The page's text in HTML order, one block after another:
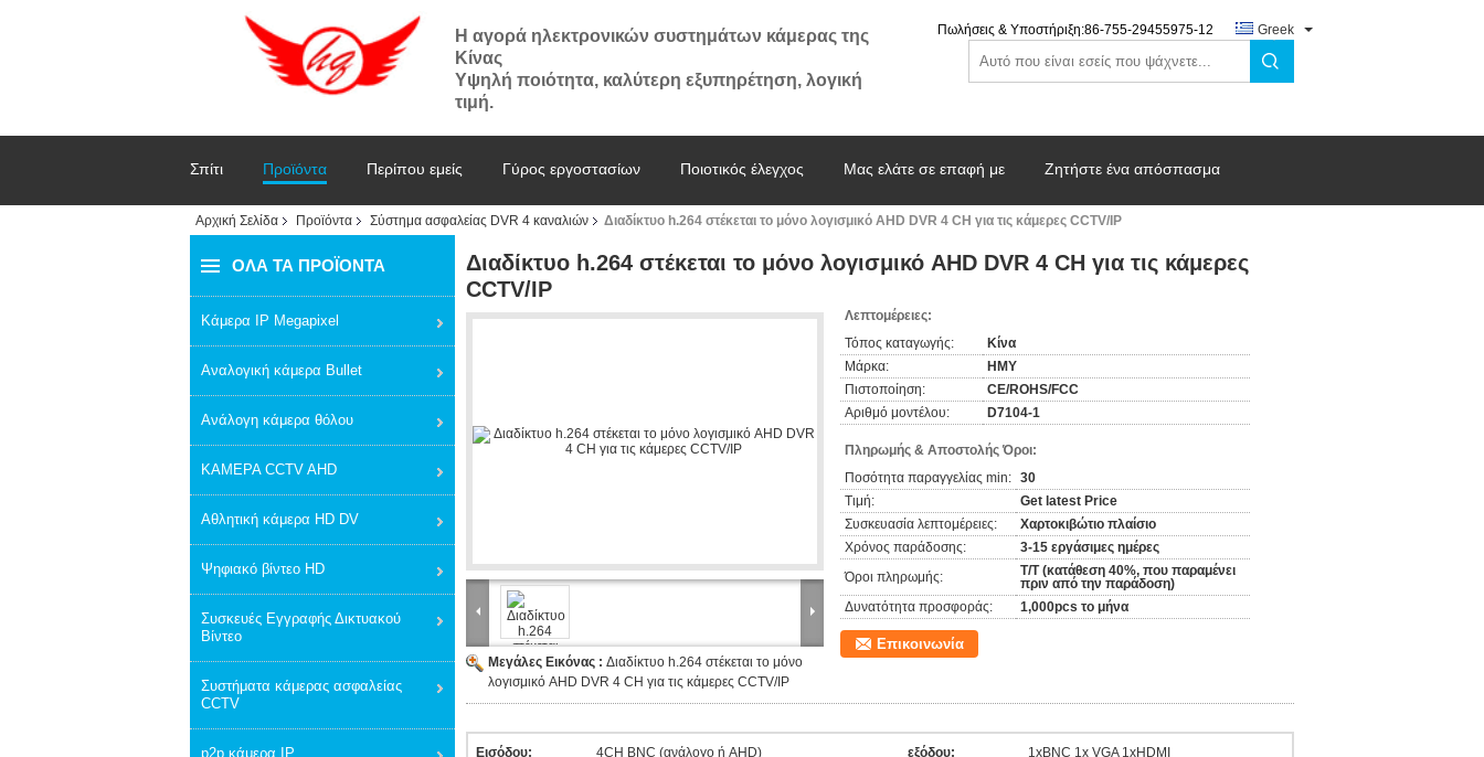
Η αγορά ηλεκτρονικών συστημάτων κάμερας της
Κίνας
Υψηλή ποιότητα, καλύτερη εξυπηρέτηση, λογική
τιμή.
Πωλήσεις & Υποστήριξη:86-755-29455975-12 Greek
Σπίτι Προϊόντα Περίπου εμείς Γύρος εργοστασίων Ποιοτικός έλεγχος Μας ελάτε σε επαφή με Ζητήστε ένα απόσπασμα
Αρχική Σελίδα Προϊόντα Σύστημα ασφαλείας DVR 4 καναλιών Διαδίκτυο h.264 στέκεται το μόνο λογισμικό AHD DVR 4 CH για τις κάμερες CCTV/IP
ΌΛΑ ΤΑ ΠΡΟΪΌΝΤΑ
Κάμερα IP Megapixel
Αναλογική κάμερα Bullet
Ανάλογη κάμερα θόλου
ΚΑΜΕΡΑ CCTV AHD
Αθλητική κάμερα HD DV
Ψηφιακό βίντεο HD
Συσκευές Εγγραφής Δικτυακού
Βίντεο
Συστήματα κάμερας ασφαλείας
CCTV
p2p κάμερα IP
Διαδίκτυο h.264 στέκεται το μόνο λογισμικό AHD DVR 4 CH για τις κάμερες
CCTV/IP
Μεγάλες Εικόνας : Διαδίκτυο h.264 στέκεται το μόνο
λογισμικό AHD DVR 4 CH για τις κάμερες CCTV/IP
Λεπτομέρειες:
Τόπος καταγωγής:
Κίνα
Μάρκα:
HMY
Πιστοποίηση:
CE/ROHS/FCC
Αριθμό μοντέλου:
D7104-1
Πληρωμής & Αποστολής Όροι:
Ποσότητα παραγγελίας min: 30
Τιμή:
Get latest Price
Συσκευασία λεπτομέρειες:
Χαρτοκιβώτιο πλαίσιο
Χρόνος παράδοσης:
3-15 εργάσιμες ημέρες
Όροι πληρωμής:
T/T (κατάθεση 40%, που παραμένει
πριν από την παράδοση)
Δυνατότητα προσφοράς:
1,000pcs το μήνα
Επικοινωνία
Εισόδου: 4CH BNC (ανάλογο ή AHD) εξόδου: 1xBNC 1x VGA 1xHDMI